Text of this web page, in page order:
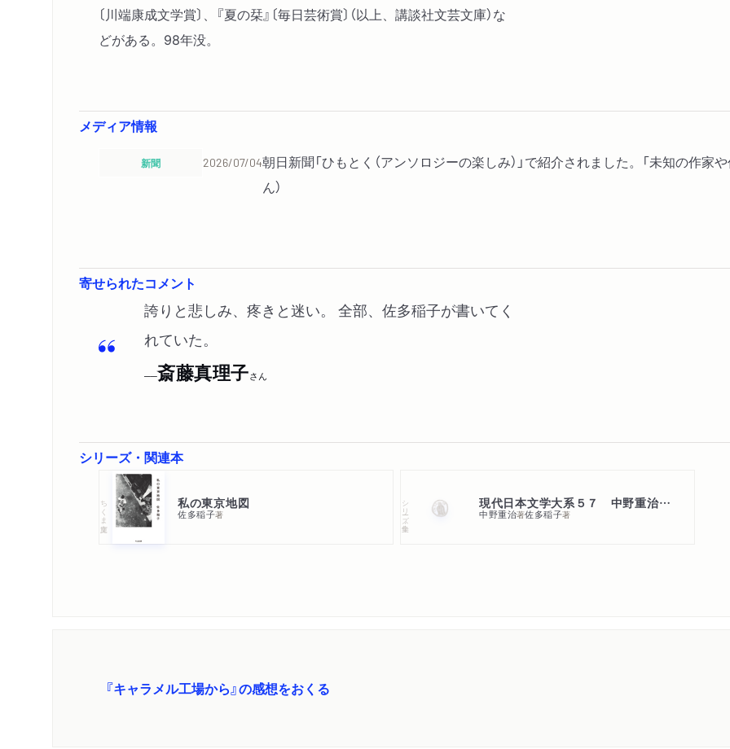
〔川端康成文学賞〕、『夏の栞』〔毎日芸術賞〕（以上、講談社文芸文庫）な
どがある。98年没。
メディア情報
新聞 2026/07/04朝日新聞「ひもとく（アンソロジーの楽しみ）」で紹介されました。「未知の作家
ん）
寄せられたコメント
誇りと悲しみ、疼きと迷い。 全部、佐多稲子が書いてく
れていた。
──斎藤真理子さん
シリーズ・関連本
ちくま文庫 私の東京地図
佐多稲子著 シリーズ・全集 現代日本文学大系５７ 中野重治・佐多稲子集
中野重治著佐多稲子著
『キャラメル工場から』の感想をおくる